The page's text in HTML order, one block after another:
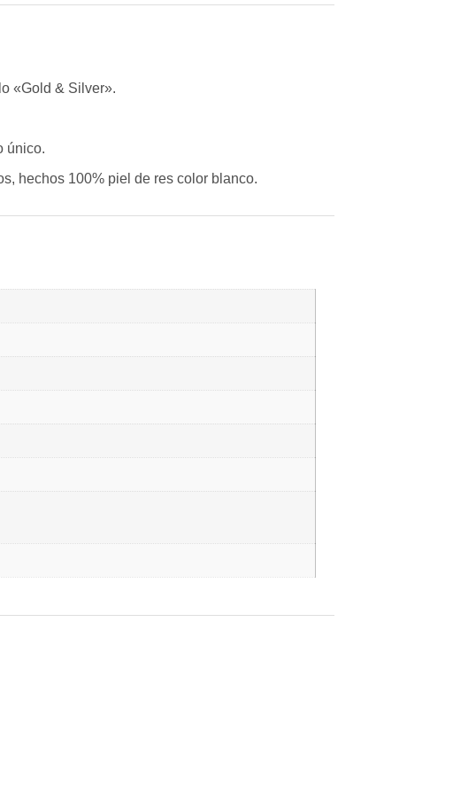
«Gold & Silver».
único.
hechos 100% piel de res color blanco.